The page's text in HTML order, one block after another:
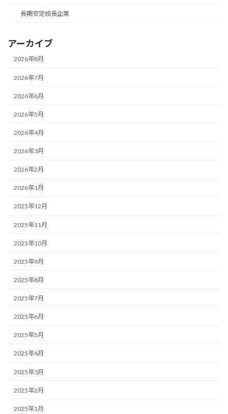
長期安定成長企業
アーカイブ
2026年8月
2026年7月
2026年6月
2026年5月
2026年4月
2026年3月
2026年2月
2026年1月
2025年12月
2025年11月
2025年10月
2025年9月
2025年8月
2025年7月
2025年6月
2025年5月
2025年4月
2025年3月
2025年2月
2025年1月